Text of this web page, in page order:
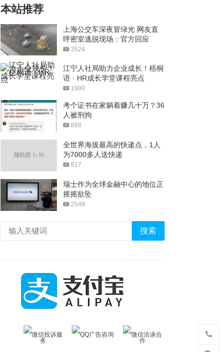
本站推荐
上海公交车深夜冒绿光 网友直
呼密室逃脱现场：官方回应
3524
江宁人社局助力企业成长！梧桐
语 · HR成长学堂课程亮点
1990
考个证书在家躺着赚几十万？36
人被刑拘
898
全世界海拔最高的快递点，1人
为7000多人送快递
817
瑞士作为全球金融中心的地位正
摇摇欲坠
2548
搜索
微信投诉服
务
QQ广告咨询
微信洽谈合
作